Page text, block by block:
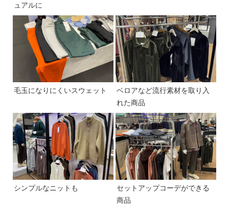
ュアルに
毛玉になりにくいスウェット
ベロアなど流行素材を取り入
れた商品
シンプルなニットも
セットアップコーデができる
商品